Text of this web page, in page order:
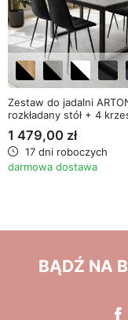
Zestaw do jadalni
rozkładany stół + 4
1 479,00 zł
17 dni roboczych
darmowa dostawa
BĄDŹ NA